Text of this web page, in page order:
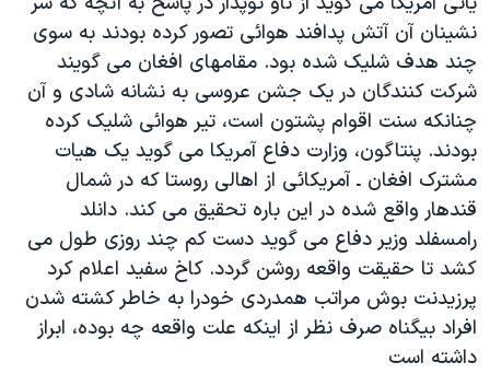
حقوق شهروندی
اقتصادی
علم و فناوری
اسرائیل در جنگ
گالری عکس
آرشیو پخش زنده
انتخابات ریاست جمهوری آمریکا ۲۰۲۴
حمله جمهوری اسلامی به اسرائیل
رمز مهسا
ورزش زنان در ایران
اعتراضات زن، زندگی، آزادی
مجموعه مستندهای دادخواهی
تریبونال مردمی آبان ۹۸
دادگاه حمید نوری
چهل سال گروگان‌گیری
زبانهای مختلف
نشينان آن آتش پدافند هوائی تصور کرده بودند به سوی
چند هدف شليک شده بود. مقامهای افغان می گويند
شرکت کنندگان در يک جشن عروسی به نشانه شادی و آن
چنانکه سنت اقوام پشتون است، تير هوائی شليک کرده
بودند. پنتاگون، وزارت دفاع آمريکا می گويد يک هيات
مشترک افغان ـ آمريکائی از اهالی روستا که در شمال
قندهار واقع شده در اين باره تحقيق می کند. دانلد
رامسفلد وزير دفاع می گويد دست کم چند روزی طول می
کشد تا حقيقت واقعه روشن گردد. کاخ سفيد اعلام کرد
پرزيدنت بوش مراتب همدردی خودرا به خاطر کشته شدن
افراد بيگناه صرف نظر از اينکه علت واقعه چه بوده، ابراز
داشته است